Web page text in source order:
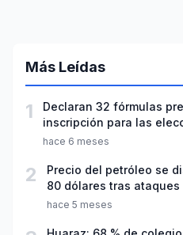
Más Leídas
1
Declaran 32 fórmulas
inscripción para las
hace 6 meses
2
Precio del petróleo se
80 dólares tras ataques
hace 5 meses